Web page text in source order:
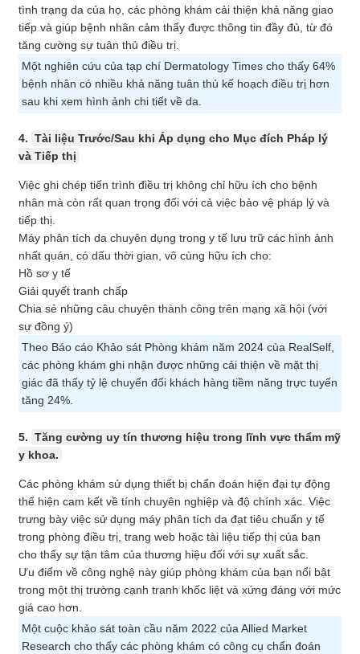
tình trạng da của họ, các phòng khám cải thiện khả năng giao
tiếp và giúp bệnh nhân cảm thấy được thông tin đầy đủ, từ đó
tăng cường sự tuân thủ điều trị.
Một nghiên cứu của tạp chí Dermatology Times cho thấy 64%
bệnh nhân có nhiều khả năng tuân thủ kế hoạch điều trị hơn
sau khi xem hình ảnh chi tiết về da.
4. Tài liệu Trước/Sau khi Áp dụng cho Mục đích Pháp lý
và Tiếp thị
Việc ghi chép tiến trình điều trị không chỉ hữu ích cho bệnh
nhân mà còn rất quan trọng đối với cả việc bảo vệ pháp lý và
tiếp thị.
Máy phân tích da chuyên dụng trong y tế lưu trữ các hình ảnh
nhất quán, có dấu thời gian, vô cùng hữu ích cho:
Hồ sơ y tế
Giải quyết tranh chấp
Chia sẻ những câu chuyện thành công trên mạng xã hội (với
sự đồng ý)
Theo Báo cáo Khảo sát Phòng khám năm 2024 của RealSelf,
các phòng khám ghi nhận được những cải thiện về mặt thị
giác đã thấy tỷ lệ chuyển đổi khách hàng tiềm năng trực tuyến
tăng 24%.
5. Tăng cường uy tín thương hiệu trong lĩnh vực thẩm mỹ
y khoa.
Các phòng khám sử dụng thiết bị chẩn đoán hiện đại tự động
thể hiện cam kết về tính chuyên nghiệp và độ chính xác. Việc
trưng bày việc sử dụng máy phân tích da đạt tiêu chuẩn y tế
trong phòng điều trị, trang web hoặc tài liệu tiếp thị của bạn
cho thấy sự tận tâm của thương hiệu đối với sự xuất sắc.
Ưu điểm về công nghệ này giúp phòng khám của bạn nổi bật
trong một thị trường cạnh tranh khốc liệt và xứng đáng với mức
giá cao hơn.
Một cuộc khảo sát toàn cầu năm 2022 của Allied Market
Research cho thấy các phòng khám có công cụ chẩn đoán